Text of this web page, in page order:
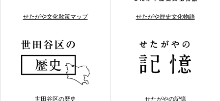
せたがや文化散策マップ せたがや歴史文化物語
世田谷区の歴史 せたがやの記憶